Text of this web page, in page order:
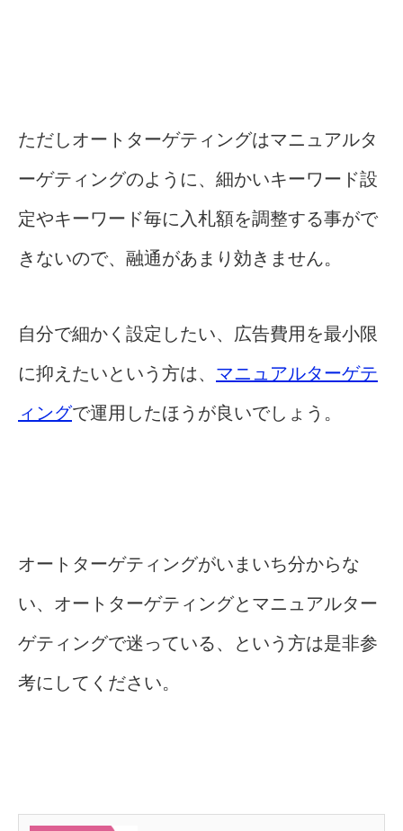
ただしオートターゲティングはマニュアルタ
ーゲティングのように、細かいキーワード設
定やキーワード毎に入札額を調整する事がで
きないので、融通があまり効きません。
自分で細かく設定したい、広告費用を最小限
に抑えたいという方は、 マニュアルターゲテ
ィングで運用したほうが良いでしょう。
オートターゲティングがいまいち分からな
い、オートターゲティングとマニュアルター
ゲティングで迷っている、という方は是非参
考にしてください。